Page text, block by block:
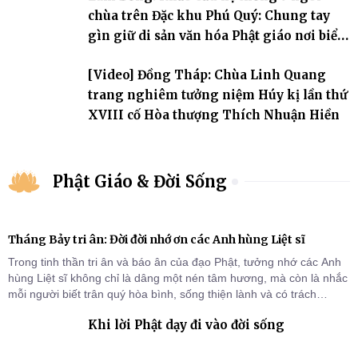
chùa trên Đặc khu Phú Quý: Chung tay
gìn giữ di sản văn hóa Phật giáo nơi biển
[Video] Đồng Tháp: Chùa Linh Quang
trang nghiêm tưởng niệm Húy kị lần thứ
XVIII cố Hòa thượng Thích Nhuận Hiền
Phật Giáo & Đời Sống
Tháng Bảy tri ân: Đời đời nhớ ơn các Anh hùng Liệt sĩ
Trong tinh thần tri ân và báo ân của đạo Phật, tưởng nhớ các Anh
hùng Liệt sĩ không chỉ là dâng một nén tâm hương, mà còn là nhắc
mỗi người biết trân quý hòa bình, sống thiện lành và có trách
Khi lời Phật dạy đi vào đời sống